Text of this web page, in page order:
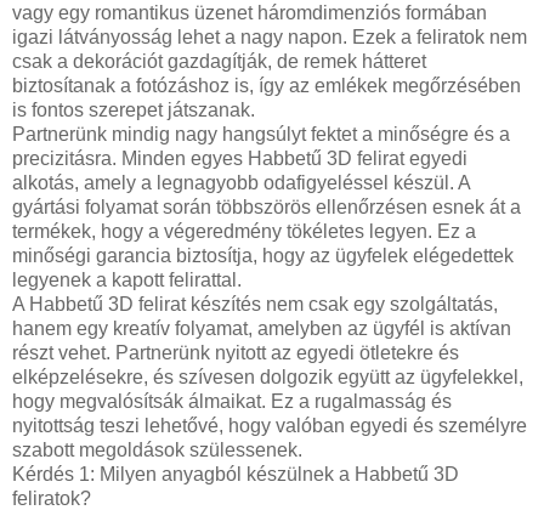
vagy egy romantikus üzenet háromdimenziós formában
igazi látványosság lehet a nagy napon. Ezek a feliratok nem
csak a dekorációt gazdagítják, de remek hátteret
biztosítanak a fotózáshoz is, így az emlékek megőrzésében
is fontos szerepet játszanak.
Partnerünk mindig nagy hangsúlyt fektet a minőségre és a
precizitásra. Minden egyes Habbetű 3D felirat egyedi
alkotás, amely a legnagyobb odafigyeléssel készül. A
gyártási folyamat során többszörös ellenőrzésen esnek át a
termékek, hogy a végeredmény tökéletes legyen. Ez a
minőségi garancia biztosítja, hogy az ügyfelek elégedettek
legyenek a kapott felirattal.
A Habbetű 3D felirat készítés nem csak egy szolgáltatás,
hanem egy kreatív folyamat, amelyben az ügyfél is aktívan
részt vehet. Partnerünk nyitott az egyedi ötletekre és
elképzelésekre, és szívesen dolgozik együtt az ügyfelekkel,
hogy megvalósítsák álmaikat. Ez a rugalmasság és
nyitottság teszi lehetővé, hogy valóban egyedi és személyre
szabott megoldások szülessenek.
Kérdés 1: Milyen anyagból készülnek a Habbetű 3D
feliratok?